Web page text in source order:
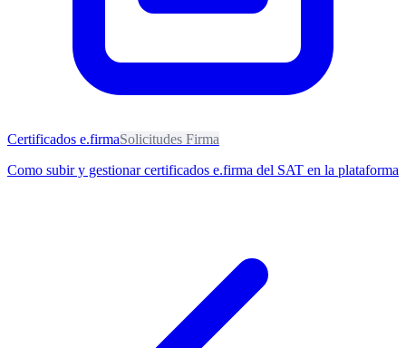
Certificados e.firmaSolicitudes Firma
Como subir y gestionar certificados e.firma del SAT en la plataforma